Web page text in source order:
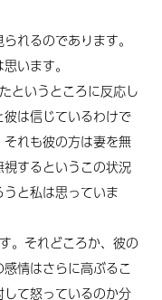
れるのであります。
います。
というところに反応し
は信じているわけで
れも彼の方は妻を無
するというこの状況
と私は思っていま
。それどころか、彼の
情はさらに高ぶるこ
て怒っているのか分